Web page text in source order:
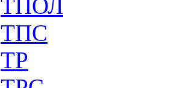
ТПОЛ
ТПС
ТР